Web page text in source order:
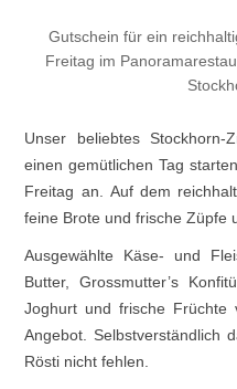
Gutschein für ein
Freitag im
Unser beliebtes
einen gemütlichen Tag
Freitag an. Auf dem
feine Brote und frische Züpfe
Ausgewählte Käse- und
Butter, Grossmutter’s
Joghurt und frische Früchte
Angebot. Selbstverständlich
Rösti nicht fehlen.